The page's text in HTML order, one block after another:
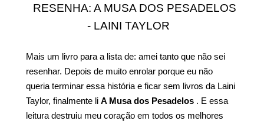
RESENHA: A MUSA DOS PESADELOS
- LAINI TAYLOR
Mais um livro para a lista de: amei tanto que não sei
resenhar. Depois de muito enrolar porque eu não
queria terminar essa história e ficar sem livros da Laini
Taylor, finalmente li A Musa dos Pesadelos . E essa
leitura destruiu meu coração em todos os melhores